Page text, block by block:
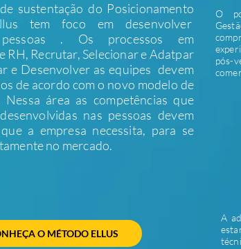
sustentação do Posicionamento
tem foco em desenvolver
. Os processos em
RH, Recrutar, Selecionar e Adatpar
e Desenvolver as equipes devem
de acordo com o novo modelo de
Nessa área as competências que
nas pessoas devem
a empresa necessita, para se
no mercado.
O MÉTODO ELLUS
O
pós-
A